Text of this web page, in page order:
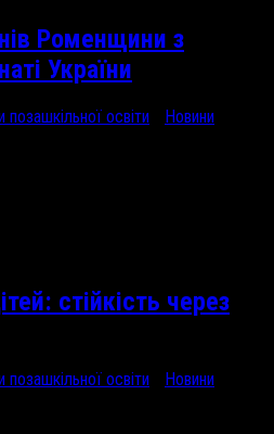
Роменщини з
України
позашкільної освіти Новини
стійкість через
позашкільної освіти Новини